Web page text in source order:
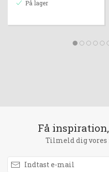
På lager
Få
Tilmeld dig vores